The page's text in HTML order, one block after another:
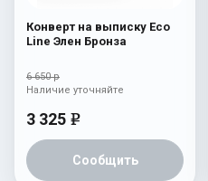
Конверт на выписку Eco
Line Элен Бронза
6 650 р
3 325 e
Сообщить
Наличие уточняйте